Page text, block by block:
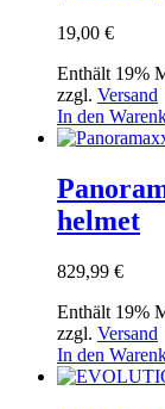
19,00 €
Enthält 19%
zzgl. Versand
In den
helmet
829,99 €
Enthält 19%
zzgl. Versand
In den